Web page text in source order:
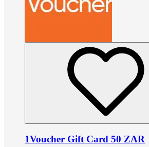
1Voucher Gift Card 50 ZAR